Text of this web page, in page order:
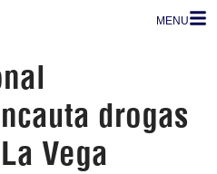
MENU
drogas
Vega